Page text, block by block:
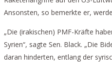
Ansonsten, so bemerkte er,
„Die (irakischen) PMF-Kräfte
Syrien“, sagte Sen. Black. „Die
daran hinderten, entlang der